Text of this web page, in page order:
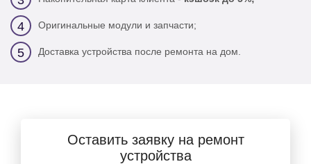
4 Оригинальные модули и запчасти;
5 Доставка устройства после ремонта на дом.
Оставить заявку на ремонт
устройства